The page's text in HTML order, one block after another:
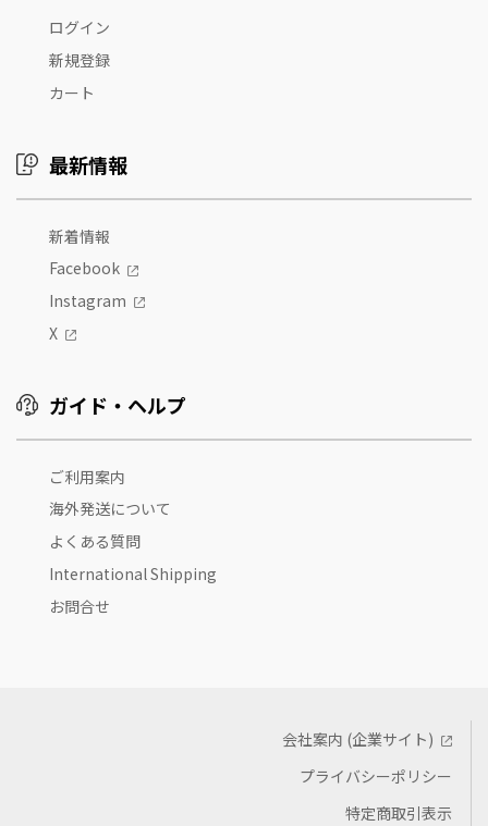
ログイン
新規登録
カート
最新情報
新着情報
Facebook
Instagram
X
ガイド・ヘルプ
ご利用案内
海外発送について
よくある質問
International Shipping
お問合せ
会社案内 (企業サイト)
プライバシーポリシー
特定商取引表示